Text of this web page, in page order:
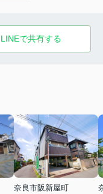
LINEで共有する
奈良市阪新屋町